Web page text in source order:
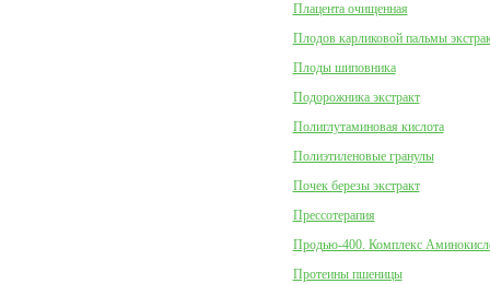
Плацента очищенная
Плодов карликовой пальмы
Плоды шиповника
Подорожника экстракт
Полиглутаминовая кислота
Полиэтиленовые гранулы
Почек березы экстракт
Прессотерапия
Продью-400. Комплекс
Протеины пшеницы